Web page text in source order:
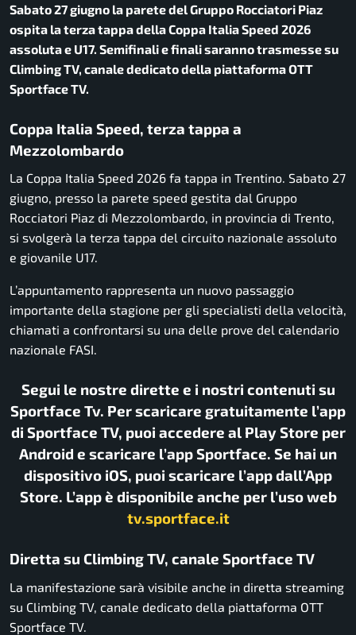
Sabato 27 giugno la parete del Gruppo Rocciatori Piaz
ospita la terza tappa della Coppa Italia Speed 2026
assoluta e U17. Semifinali e finali saranno trasmesse su
Climbing TV, canale dedicato della piattaforma OTT
Sportface TV.
Coppa Italia Speed, terza tappa a
Mezzolombardo
La Coppa Italia Speed 2026 fa tappa in Trentino. Sabato 27
giugno, presso la parete speed gestita dal Gruppo
Rocciatori Piaz di Mezzolombardo, in provincia di Trento,
si svolgerà la terza tappa del circuito nazionale assoluto
e giovanile U17.
L’appuntamento rappresenta un nuovo passaggio
importante della stagione per gli specialisti della velocità,
chiamati a confrontarsi su una delle prove del calendario
nazionale FASI.
Segui le nostre dirette e i nostri contenuti su
Sportface Tv. Per scaricare gratuitamente l’app
di Sportface TV, puoi accedere al Play Store per
Android e scaricare l’app Sportface. Se hai un
dispositivo iOS, puoi scaricare l’app dall’App
Store. L’app è disponibile anche per l’uso web
tv.sportface.it
Diretta su Climbing TV, canale Sportface TV
La manifestazione sarà visibile anche in diretta streaming
su Climbing TV, canale dedicato della piattaforma OTT
Sportface TV.